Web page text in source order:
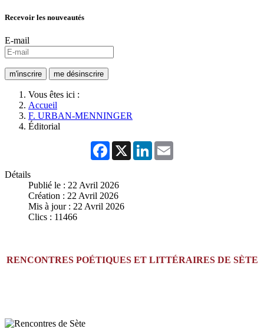
Recevoir les nouveautés
E-mail
Vous êtes ici :
Accueil
F. URBAN-MENNINGER
Éditorial
Facebook
X LinkedIn
Détails
Publié le : 22 Avril 2026
Création : 22 Avril 2026
Mis à jour : 22 Avril 2026
Clics : 11466
RENCONTRES POÉTIQUES ET LITTÉRAIRES DE SÈTE